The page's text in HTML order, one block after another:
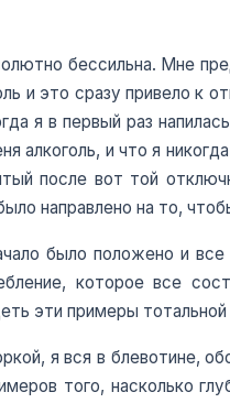
бессильна. Мне
и это сразу привело к
я в первый раз
алкоголь, и что я
после вот той
направлено на то,
было положено и
которое все
эти примеры
я вся в блевотине,
того, насколько